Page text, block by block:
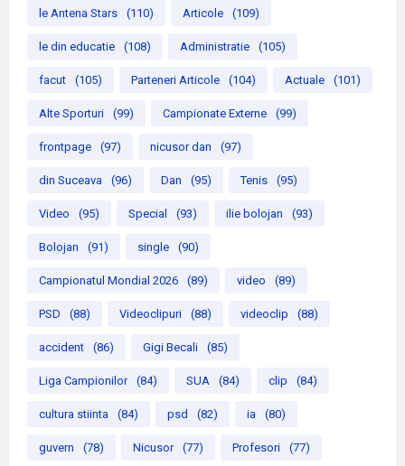
le Antena Stars (110) Articole (109)
le din educatie (108) Administratie (105)
facut (105) Parteneri Articole (104) Actuale (101)
Alte Sporturi (99) Campionate Externe (99)
frontpage (97) nicusor dan (97)
din Suceava (96) Dan (95) Tenis (95)
Video (95) Special (93) ilie bolojan (93)
Bolojan (91) single (90)
Campionatul Mondial 2026 (89) video (89)
PSD (88) Videoclipuri (88) videoclip (88)
accident (86) Gigi Becali (85)
Liga Campionilor (84) SUA (84) clip (84)
cultura stiinta (84) psd (82) ia (80)
guvern (78) Nicusor (77) Profesori (77)